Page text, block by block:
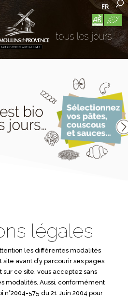
FR
tous les jours
légales
les différentes modalités
site avant d’y parcourir ses pages.
sur ce site, vous acceptez sans
modalités. Aussi, conformément
n°2004-575 du 21 Juin 2004 pour